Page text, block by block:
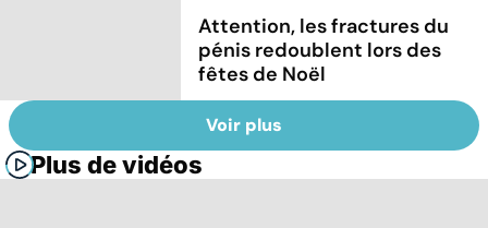
Attention, les fractures du
pénis redoublent lors des
fêtes de Noël
Voir plus
Plus de vidéos